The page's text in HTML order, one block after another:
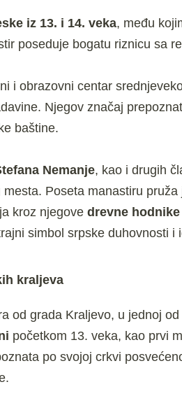
iz 13. i 14. veka, među
poseduje bogatu riznicu sa
i obrazovni centar
Njegov značaj
baštine.
Nemanje, kao i drugih
Poseta manastiru
kroz njegove drevne hodnike
simbol srpske duhovnosti i
kraljeva
od grada Kraljevo, u jednoj
početkom 13. veka, kao prvi
po svojoj crkvi